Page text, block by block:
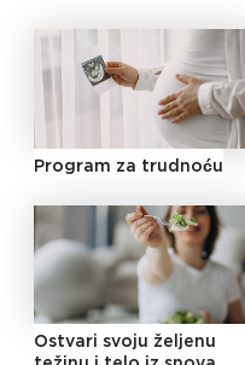
Program za trudnoću
Ostvari svoju željenu